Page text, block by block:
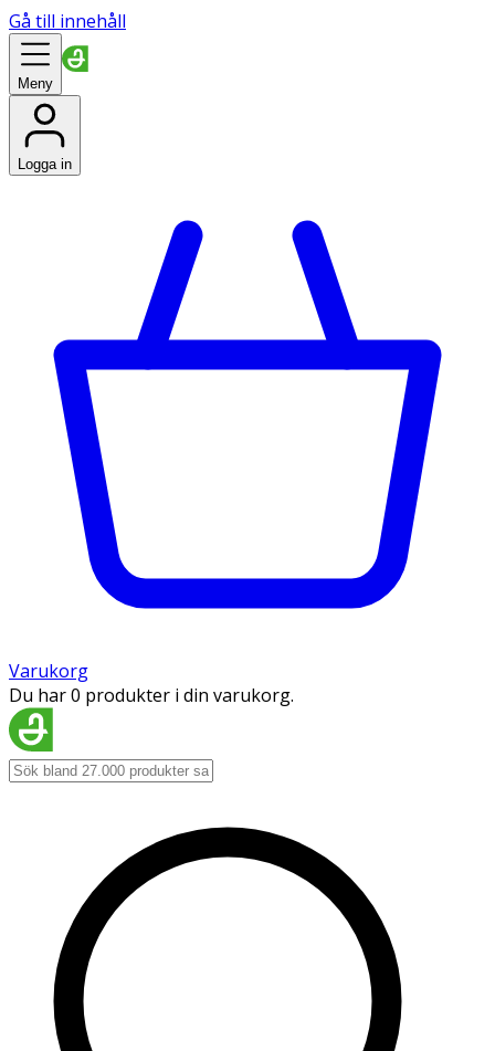
Gå till innehåll
Meny
Logga in
Varukorg
Du har 0 produkter i din varukorg.